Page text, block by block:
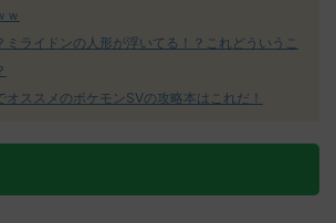
ｗ
ミライドンの人形が浮いてる！？これどういうこ
オススメのポケモンSVの攻略本はこれだ！